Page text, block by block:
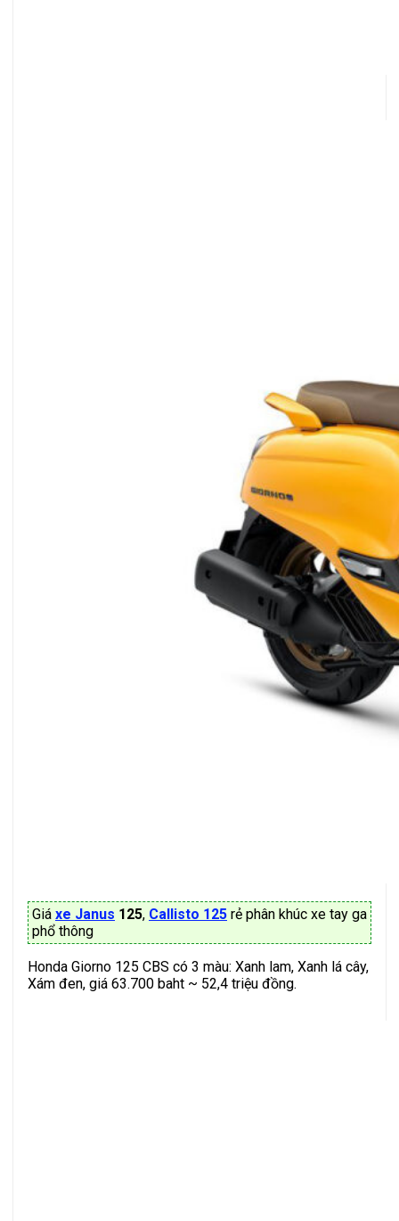
Giá xe Janus 125, Callisto 125 rẻ phân khúc xe tay ga
phổ thông
Honda Giorno 125 CBS có 3 màu: Xanh lam, Xanh lá cây,
Xám đen, giá 63.700 baht ~ 52,4 triệu đồng.